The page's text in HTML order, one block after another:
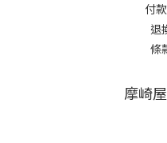
付
退
條
摩崎